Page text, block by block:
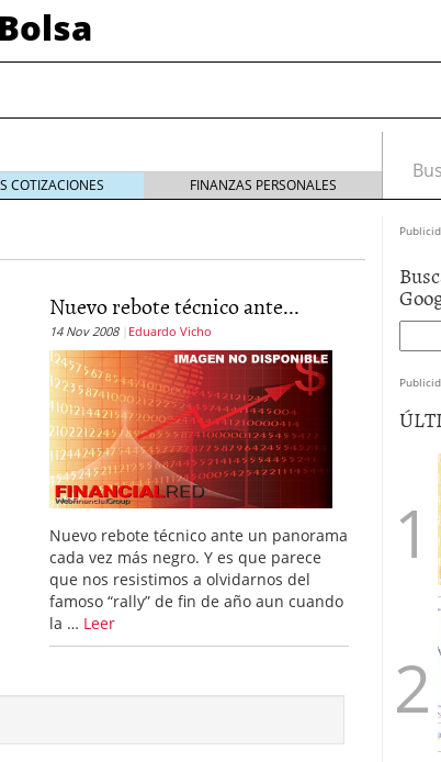
superficiales, de momento diciembre
de momento noviembre 13, 2009
la crisis noviembre 6, 2009
2, 2009
COTIZACIONES FINANZAS PERSONALES
Nuevo rebote técnico ante...
14 Nov 2008 Eduardo Vicho
Nuevo rebote técnico ante un panorama
cada vez más negro. Y es que parece
que nos resistimos a olvidarnos del
famoso “rally” de fin de año aun cuando
la … Leer